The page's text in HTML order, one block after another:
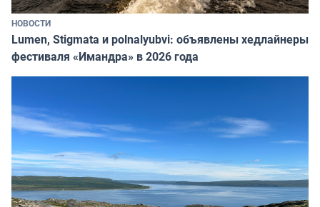
НОВОСТИ
Lumen, Stigmata и polnalyubvi: объявлены хедлайнеры
фестиваля «Имандра» в 2026 года